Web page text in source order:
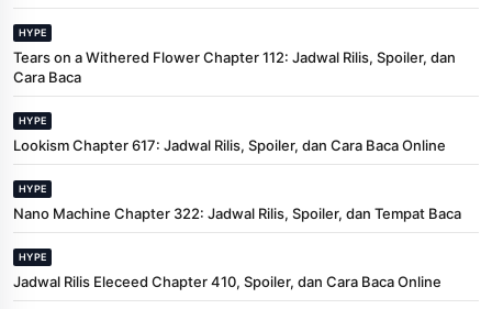
HYPE
Tears on a Withered Flower Chapter 112: Jadwal Rilis, Spoiler, dan
Cara Baca
HYPE
Lookism Chapter 617: Jadwal Rilis, Spoiler, dan Cara Baca Online
HYPE
Nano Machine Chapter 322: Jadwal Rilis, Spoiler, dan Tempat Baca
HYPE
Jadwal Rilis Eleceed Chapter 410, Spoiler, dan Cara Baca Online